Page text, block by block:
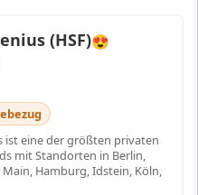
(HSF)😍
ist eine der größten privaten
mit Standorten in Berlin,
Hamburg, Idstein, Köln,